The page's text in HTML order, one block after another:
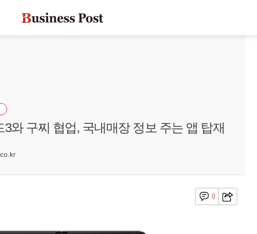
와 구찌 협업, 국내매장 정보 주는 앱 탑재
0